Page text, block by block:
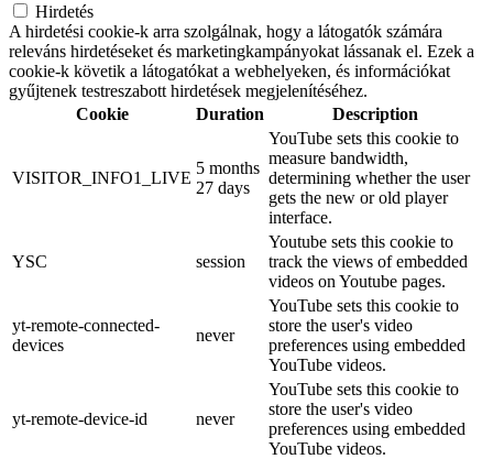
Hirdetés
A hirdetési cookie-k arra szolgálnak, hogy a látogatók számára
releváns hirdetéseket és marketingkampányokat lássanak el. Ezek a
cookie-k követik a látogatókat a webhelyeken, és információkat
gyűjtenek testreszabott hirdetések megjelenítéséhez.
Cookie
Duration Description
VISITOR_INFO1_LIVE
5 months
27 days
YouTube sets this cookie to
measure bandwidth,
determining whether the user
gets the new or old player
interface.
YSC session
Youtube sets this cookie to
track the views of embedded
videos on Youtube pages.
yt-remote-connected-
devices
never
YouTube sets this cookie to
store the user's video
preferences using embedded
YouTube videos.
yt-remote-device-id never
YouTube sets this cookie to
store the user's video
preferences using embedded
YouTube videos.